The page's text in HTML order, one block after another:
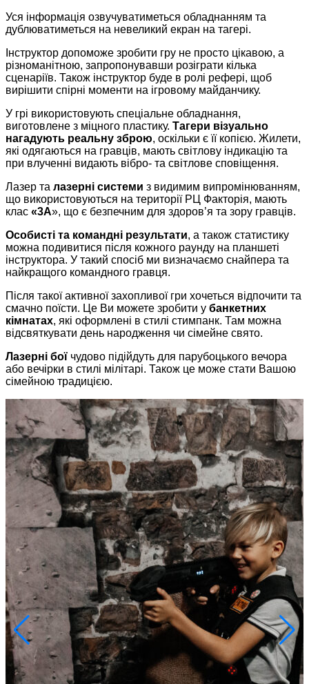
Уся інформація озвучуватиметься обладнанням та
дублюватиметься на невеликий екран на тагері.
Інструктор допоможе зробити гру не просто цікавою, а
різноманітною, запропонувавши розіграти кілька
сценаріїв. Також інструктор буде в ролі рефері, щоб
вирішити спірні моменти на ігровому майданчику.
У грі використовують спеціальне обладнання,
виготовлене з міцного пластику. Тагери візуально
нагадують реальну зброю, оскільки є її копією. Жилети,
які одягаються на гравців, мають світлову індикацію та
при влученні видають вібро- та світлове сповіщення.
Лазер та лазерні системи з видимим випромінюванням,
що використовуються на території РЦ Факторія, мають
клас «3А», що є безпечним для здоров’я та зору гравців.
Особисті та командні результати, а також статистику
можна подивитися після кожного раунду на планшеті
інструктора. У такий спосіб ми визначаємо снайпера та
найкращого командного гравця.
Після такої активної захопливої гри хочеться відпочити та
смачно поїсти. Це Ви можете зробити у банкетних
кімнатах, які оформлені в стилі стимпанк. Там можна
відсвяткувати день народження чи сімейне свято.
Лазерні бої чудово підійдуть для парубоцького вечора
або вечірки в стилі мілітарі. Також це може стати Вашою
сімейною традицією.